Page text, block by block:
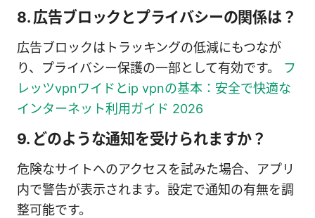
8. 広告ブロックとプライバシーの関係は？
広告ブロックはトラッキングの低減にもつなが
り、プライバシー保護の一部として有効です。 フ
レッツvpnワイドとip vpnの基本：安全で快適な
インターネット利用ガイド 2026
9. どのような通知を受けられますか？
危険なサイトへのアクセスを試みた場合、アプリ
内で警告が表示されます。設定で通知の有無を調
整可能です。